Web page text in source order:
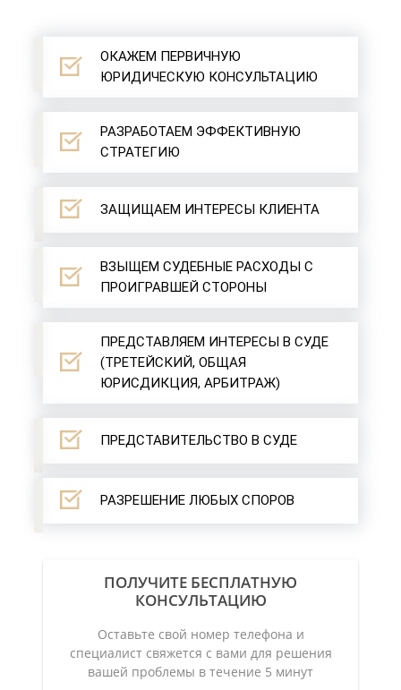
ОКАЖЕМ ПЕРВИЧНУЮ
ЮРИДИЧЕСКУЮ КОНСУЛЬТАЦИЮ
РАЗРАБОТАЕМ ЭФФЕКТИВНУЮ
СТРАТЕГИЮ
ЗАЩИЩАЕМ ИНТЕРЕСЫ КЛИЕНТА
ВЗЫЩЕМ СУДЕБНЫЕ РАСХОДЫ С
ПРОИГРАВШЕЙ СТОРОНЫ
ПРЕДСТАВЛЯЕМ ИНТЕРЕСЫ В СУДЕ
(ТРЕТЕЙСКИЙ, ОБЩАЯ
ЮРИСДИКЦИЯ, АРБИТРАЖ)
ПРЕДСТАВИТЕЛЬСТВО В СУДЕ
РАЗРЕШЕНИЕ ЛЮБЫХ СПОРОВ